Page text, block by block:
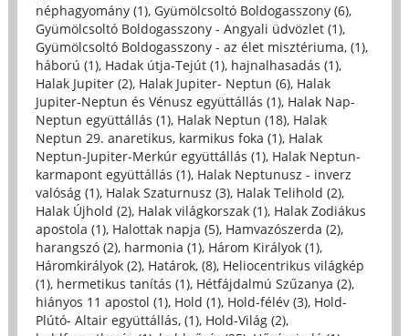
néphagyomány (1), Gyümölcsoltó Boldogasszony (6),
Gyümölcsoltó Boldogasszony - Angyali üdvözlet (1),
Gyümölcsoltó Boldogasszony - az élet misztériuma, (1),
háború (1), Hadak útja-Tejút (1), hajnalhasadás (1),
Halak Jupiter (2), Halak Jupiter- Neptun (6), Halak
Jupiter-Neptun és Vénusz együttállás (1), Halak Nap-
Neptun együttállás (1), Halak Neptun (18), Halak
Neptun 29. anaretikus, karmikus foka (1), Halak
Neptun-Jupiter-Merkúr együttállás (1), Halak Neptun-
karmapont együttállás (1), Halak Neptunusz - inverz
valóság (1), Halak Szaturnusz (3), Halak Telihold (2),
Halak Újhold (2), Halak világkorszak (1), Halak Zodiákus
apostola (1), Halottak napja (5), Hamvazószerda (2),
harangszó (2), harmonia (1), Három Királyok (1),
Háromkirályok (2), Határok, (8), Heliocentrikus világkép
(1), hermetikus tanítás (1), Hétfájdalmú Szűzanya (2),
hiányos 11 apostol (1), Hold (1), Hold-félév (3), Hold-
Plútó- Altair együttállás, (1), Hold-Világ (2),